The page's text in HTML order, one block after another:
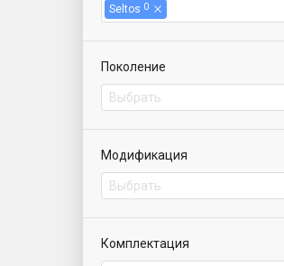
Seltos 0
Поколение
Выбрать
Модификация
Выбрать
Комплектация